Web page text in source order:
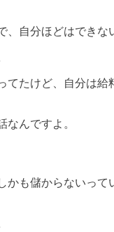
自分ほどはできな
たけど、自分は
なんですよ。
も儲からないって